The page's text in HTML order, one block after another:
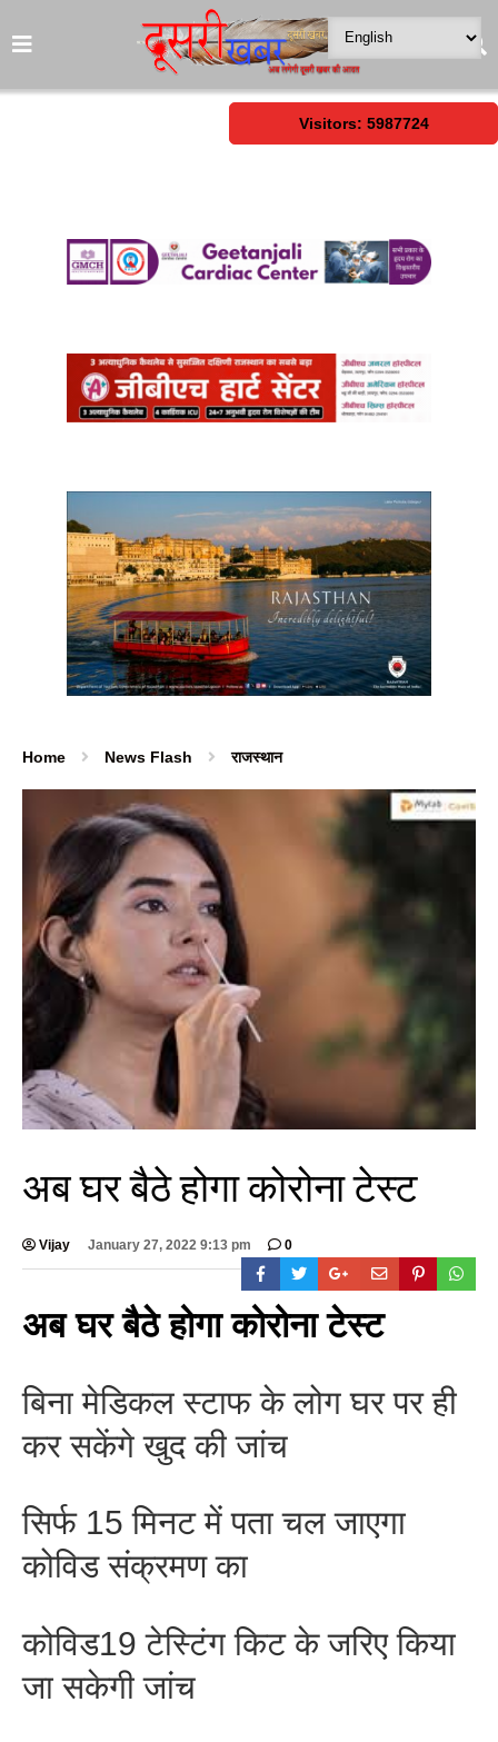
Visitors: 5987724
Home News Flash राजस्थान
अब घर बैठे होगा कोरोना टेस्ट
Vijay January 27, 2022 9:13 pm 0
अब घर बैठे होगा कोरोना टेस्ट
बिना मेडिकल स्टाफ के लोग घर पर ही
कर सकेंगे खुद की जांच
सिर्फ 15 मिनट में पता चल जाएगा
कोविड संक्रमण का
कोविड19 टेस्टिंग किट के जरिए किया
जा सकेगी जांच